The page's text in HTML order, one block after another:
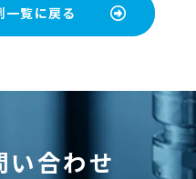
一覧に戻る
い合わせ